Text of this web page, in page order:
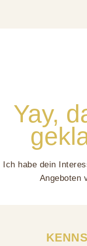
Yay,
Ich habe dein
Angeboten